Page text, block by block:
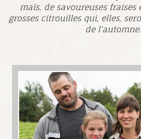
maïs, de savoureuses fraises
grosses citrouilles qui, elles,
de l’automne.